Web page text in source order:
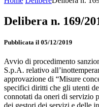
Delibera n. 169/
Pubblicata il 05/12/2019
Avvio di procedimento
S.p.A. relativo
approvazione di “Misure
specifici diritti che gli utenti
connotati da oneri di servizio